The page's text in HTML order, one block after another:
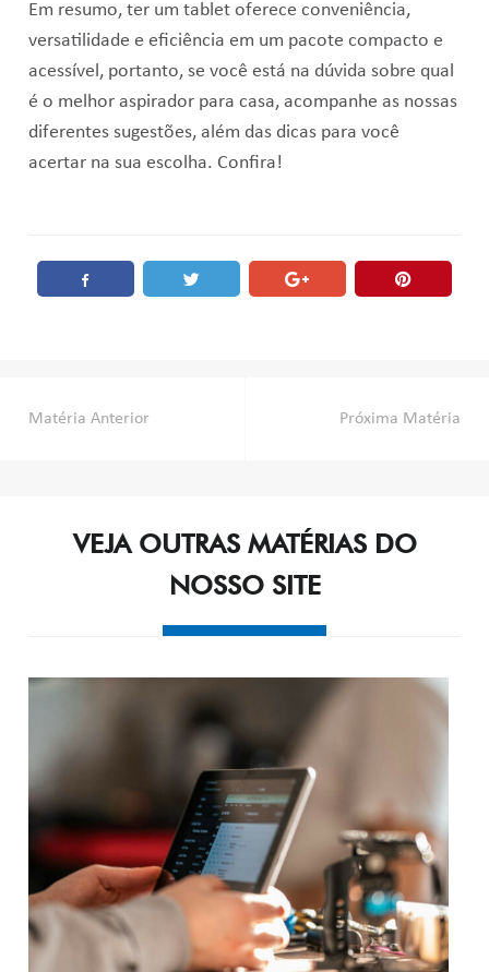
Em resumo, ter um tablet oferece conveniência,
versatilidade e eficiência em um pacote compacto e
acessível, portanto, se você está na dúvida sobre qual
é o melhor aspirador para casa, acompanhe as nossas
diferentes sugestões, além das dicas para você
acertar na sua escolha. Confira!
Post
Matéria Anterior Próxima Matéria
VEJA OUTRAS MATÉRIAS DO
NOSSO SITE